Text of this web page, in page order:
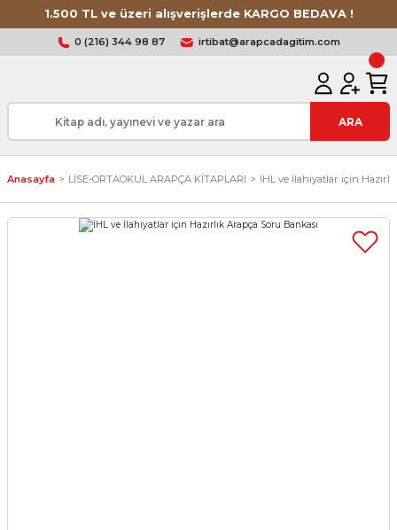
1.500 TL ve üzeri alışverişlerde KARGO BEDAVA !
0 (216) 344 98 87 irtibat@arapcadagitim.com
ARA
Anasayfa LİSE-ORTAOKUL ARAPÇA KİTAPLARI İHL ve İlahiyatlar için